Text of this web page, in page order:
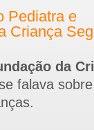
da
falava
Pediatra e
Criança